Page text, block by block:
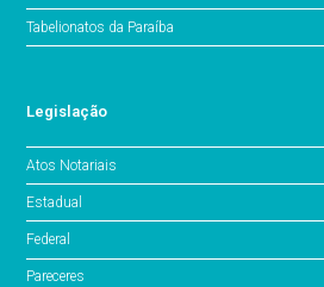
Tabelionatos da Paraíba
Legislação
Atos Notariais
Estadual
Federal
Pareceres